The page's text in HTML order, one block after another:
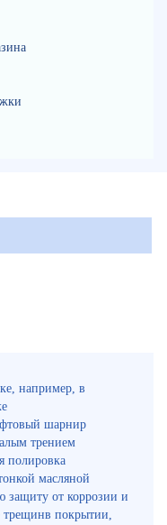
например, в
шарнир
трением
полировка
масляной
защиту от коррозии и
трещинв покрытии,